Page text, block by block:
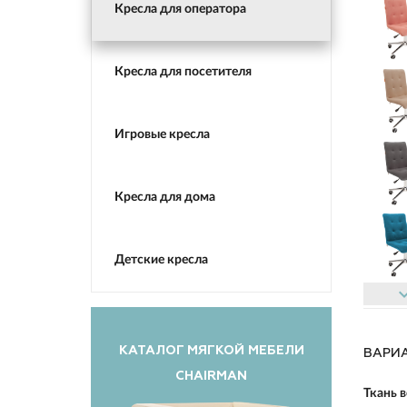
Кресла для оператора
Кресла для посетителя
Игровые кресла
Кресла для дома
Детские кресла
КАТАЛОГ МЯГКОЙ МЕБЕЛИ
CHAIRMAN
Ткань